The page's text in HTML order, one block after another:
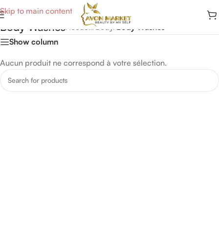
Skip to main content
Body Washes Accueil/Body/Body Washes
Show column
Aucun produit ne correspond à votre sélection.